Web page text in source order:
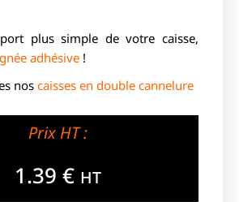
plus simple de votre caisse,
adhésive !
noscaisses en double cannelure
Prix HT :
1.39 € HT